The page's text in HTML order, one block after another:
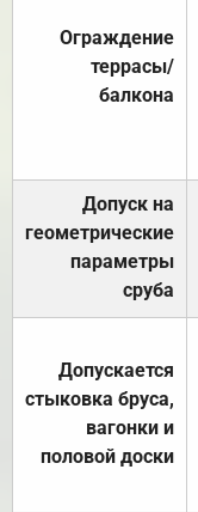
Ограждение
террасы/
балкона
Допуск на
геометрические
параметры
сруба
Допускается
стыковка бруса,
вагонки и
половой доски